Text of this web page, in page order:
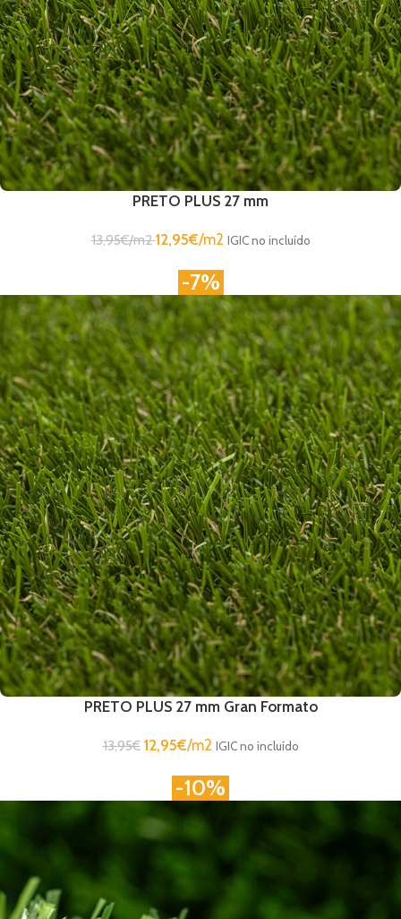
PRETO PLUS 27 mm
13,95€/m212,95€/m2 IGIC no incluído
-7%
PRETO PLUS 27 mm Gran Formato
13,95€ 12,95€/m2 IGIC no incluído
-10%